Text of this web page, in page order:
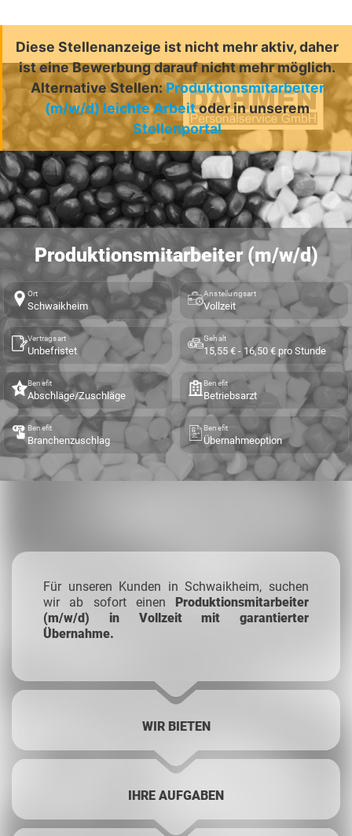
Diese Stellenanzeige ist nicht mehr aktiv, daher
ist eine Bewerbung darauf nicht mehr möglich.
Alternative Stellen:Produktionsmitarbeiter
(m/w/d) leichte Arbeitoder in unserem
Stellenportal
Produktionsmitarbeiter (m/w/d)
Ort
Schwaikheim
Anstellungsart
Vollzeit
Vertragsart
Unbefristet
Gehalt
15,55 € - 16,50 € pro Stunde
Benefit
Abschläge/Zuschläge
Benefit
Betriebsarzt
Benefit
Branchenzuschlag
Benefit
Übernahmeoption
Für unseren Kunden in Schwaikheim, suchen
wir ab sofort einen Produktionsmitarbeiter
(m/w/d) in Vollzeit mit garantierter
Übernahme.
WIR BIETEN
IHRE AUFGABEN